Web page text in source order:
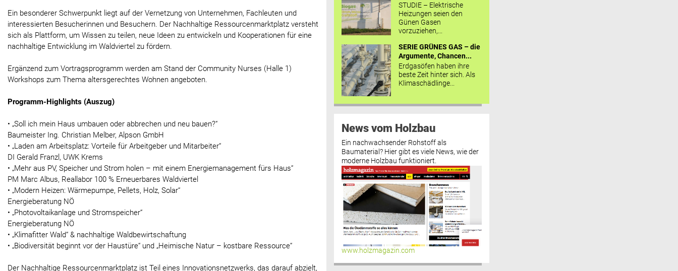
Ein besonderer Schwerpunkt liegt auf der Vernetzung von Unternehmen, Fachleuten und
interessierten Besucherinnen und Besuchern. Der Nachhaltige Ressourcenmarktplatz versteht
sich als Plattform, um Wissen zu teilen, neue Ideen zu entwickeln und Kooperationen für eine
nachhaltige Entwicklung im Waldviertel zu fördern.
Ergänzend zum Vortragsprogramm werden am Stand der Community Nurses (Halle 1)
Workshops zum Thema altersgerechtes Wohnen angeboten.
Programm-Highlights (Auszug)
• „Soll ich mein Haus umbauen oder abbrechen und neu bauen?“
Baumeister Ing. Christian Melber, Alpson GmbH
• „Laden am Arbeitsplatz: Vorteile für Arbeitgeber und Mitarbeiter“
DI Gerald Franzl, UWK Krems
• „Mehr aus PV, Speicher und Strom holen – mit einem Energiemanagement fürs Haus“
PM Marc Albus, Reallabor 100 % Erneuerbares Waldviertel
• „Modern Heizen: Wärmepumpe, Pellets, Holz, Solar“
Energieberatung NÖ
• „Photovoltaikanlage und Stromspeicher“
Energieberatung NÖ
• „Klimafitter Wald“ & nachhaltige Waldbewirtschaftung
• „Biodiversität beginnt vor der Haustüre“ und „Heimische Natur – kostbare Ressource“
Der Nachhaltige Ressourcenmarktplatz ist Teil eines Innovationsnetzwerks, das darauf abzielt,
STUDIE – Elektrische
Heizungen seien den
Günen Gasen
vorzuziehen,...
SERIE GRÜNES GAS – die
Argumente, Chancen...
Erdgasöfen haben ihre
beste Zeit hinter sich. Als
Klimaschädlinge...
News vom Holzbau
Ein nachwachsender Rohstoff als
Baumaterial? Hier gibt es viele News, wie der
moderne Holzbau funktioniert.
www.holzmagazin.com